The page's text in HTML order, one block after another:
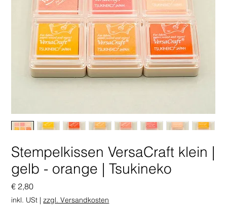
Stempelkissen VersaCraft klein |
gelb - orange | Tsukineko
€ 2,80Preis
inkl. USt |zzgl. Versandkosten